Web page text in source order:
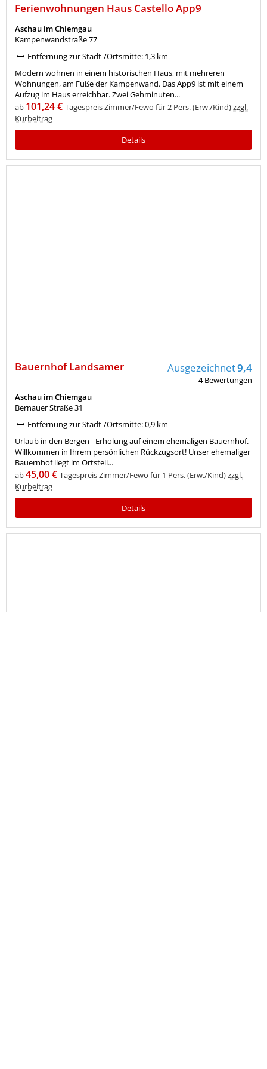
Ferienwohnungen Haus Castello App9
Aschau im Chiemgau
Kampenwandstraße 77
Entfernung zur Stadt-/Ortsmitte: 1,3 km
Modern wohnen in einem historischen Haus, mit mehreren
Wohnungen, am Fuße der Kampenwand. Das App9 ist mit einem
Aufzug im Haus erreichbar. Zwei Gehminuten...
ab 101,24 € Tagespreis Zimmer/Fewo für 2 Pers. (Erw./Kind)zzgl.
Kurbeitrag
Details
Bauernhof Landsamer Ausgezeichnet9,4
4Bewertungen
Aschau im Chiemgau
Bernauer Straße 31
Entfernung zur Stadt-/Ortsmitte: 0,9 km
Urlaub in den Bergen - Erholung auf einem ehemaligen Bauernhof.
Willkommen in Ihrem persönlichen Rückzugsort! Unser ehemaliger
Bauernhof liegt im Ortsteil...
ab45,00 € Tagespreis Zimmer/Fewo für 1 Pers. (Erw./Kind)zzgl.
Kurbeitrag
Details